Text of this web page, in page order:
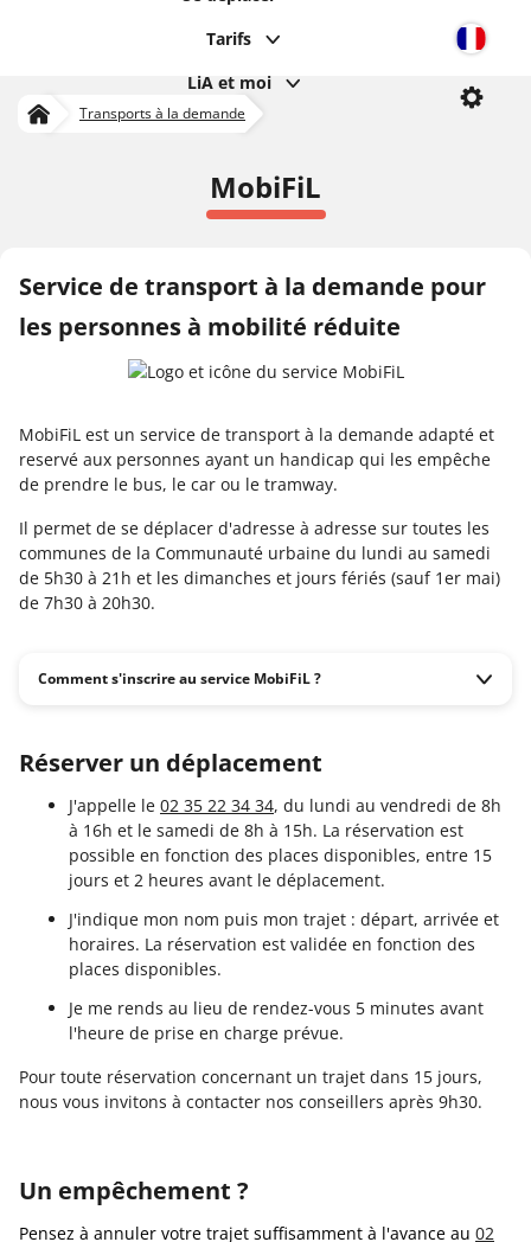
Tarifs
LiA et moi
Transports à la demande
MobiFiL
Service de transport à la demande pour
les personnes à mobilité réduite
MobiFiL est un service de transport à la demande adapté et
reservé aux personnes ayant un handicap qui les empêche
de prendre le bus, le car ou le tramway.
Il permet de se déplacer d'adresse à adresse sur toutes les
communes de la Communauté urbaine du lundi au samedi
de 5h30 à 21h et les dimanches et jours fériés (sauf 1er mai)
de 7h30 à 20h30.
Comment s'inscrire au service MobiFiL ?
Réserver un déplacement
J'appelle le 02 35 22 34 34, du lundi au vendredi de 8h
à 16h et le samedi de 8h à 15h. La réservation est
possible en fonction des places disponibles, entre 15
jours et 2 heures avant le déplacement.
J'indique mon nom puis mon trajet : départ, arrivée et
horaires. La réservation est validée en fonction des
places disponibles.
Je me rends au lieu de rendez-vous 5 minutes avant
l'heure de prise en charge prévue.
Pour toute réservation concernant un trajet dans 15 jours,
nous vous invitons à contacter nos conseillers après 9h30.
Un empêchement ?
Pensez à annuler votre trajet suffisamment à l'avance au 02